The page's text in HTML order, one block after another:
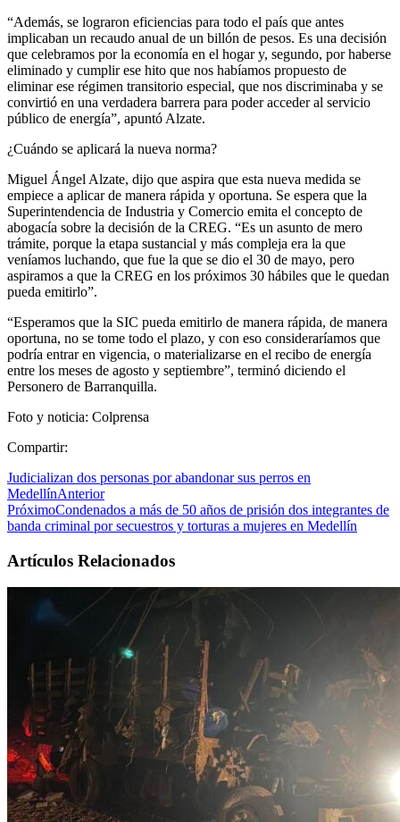
“Además, se lograron eficiencias para todo el país que antes
implicaban un recaudo anual de un billón de pesos. Es una decisión
que celebramos por la economía en el hogar y, segundo, por haberse
eliminado y cumplir ese hito que nos habíamos propuesto de
eliminar ese régimen transitorio especial, que nos discriminaba y se
convirtió en una verdadera barrera para poder acceder al servicio
público de energía”, apuntó Alzate.
¿Cuándo se aplicará la nueva norma?
Miguel Ángel Alzate, dijo que aspira que esta nueva medida se
empiece a aplicar de manera rápida y oportuna. Se espera que la
Superintendencia de Industria y Comercio emita el concepto de
abogacía sobre la decisión de la CREG. “Es un asunto de mero
trámite, porque la etapa sustancial y más compleja era la que
veníamos luchando, que fue la que se dio el 30 de mayo, pero
aspiramos a que la CREG en los próximos 30 hábiles que le quedan
pueda emitirlo”.
“Esperamos que la SIC pueda emitirlo de manera rápida, de manera
oportuna, no se tome todo el plazo, y con eso consideraríamos que
podría entrar en vigencia, o materializarse en el recibo de energía
entre los meses de agosto y septiembre”, terminó diciendo el
Personero de Barranquilla.
Foto y noticia: Colprensa
Compartir:
Judicializan dos personas por abandonar sus perros en
MedellínAnterior
PróximoCondenados a más de 50 años de prisión dos integrantes de
banda criminal por secuestros y torturas a mujeres en Medellín
Artículos Relacionados